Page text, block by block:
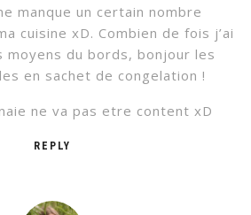
REPLY
manque un certain nombre
cuisine xD. Combien de fois j’ai
moyens du bords, bonjour les
en sachet de congelation !
ne va pas etre content xD